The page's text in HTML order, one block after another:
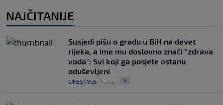
NAJČITANIJE
Susjedi pišu o gradu u BiH na devet
rijeka, a ime mu doslovno znači "zdrava
voda": Svi koji ga posjete ostanu
oduševljeni
LIFESTYLE 7. aug. 0